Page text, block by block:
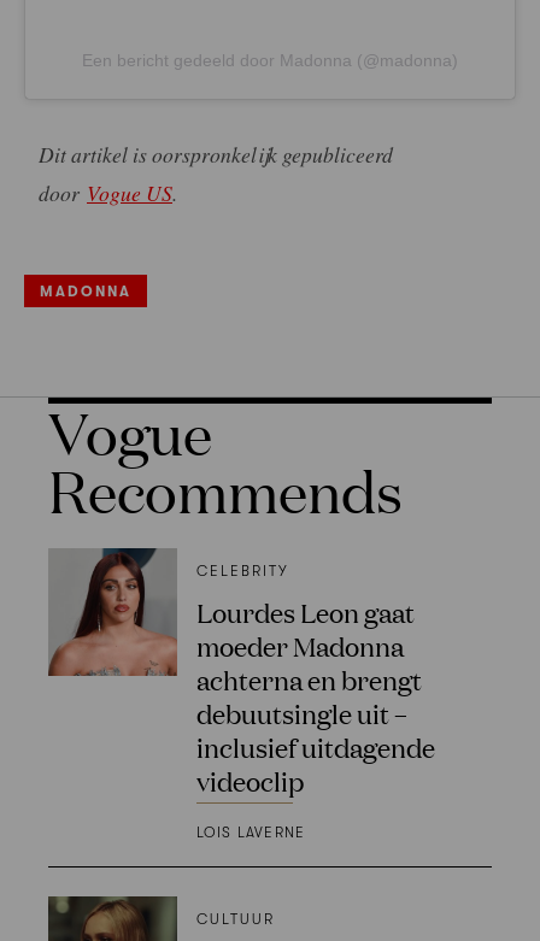
Een bericht gedeeld door Madonna (@madonna)
Dit artikel is oorspronkelijk gepubliceerd
door Vogue US.
MADONNA
Vogue
Recommends
CELEBRITY
Lourdes Leon gaat
moeder Madonna
achterna en brengt
debuutsingle uit –
inclusief uitdagende
videoclip
LOIS LAVERNE
CULTUUR